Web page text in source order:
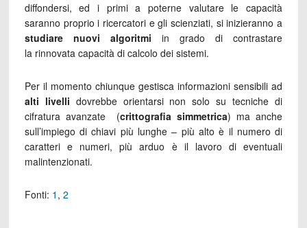
diffondersi, ed i primi a poterne valutare le capacità
saranno proprio i ricercatori e gli scienziati, si inizieranno a
studiare nuovi algoritmi in grado di contrastare
la rinnovata capacità di calcolo dei sistemi.
Per il momento chiunque gestisca informazioni sensibili ad
alti livelli dovrebbe orientarsi non solo su tecniche di
cifratura avanzate (crittografia simmetrica) ma anche
sull’impiego di chiavi più lunghe – più alto è il numero di
caratteri e numeri, più arduo è il lavoro di eventuali
malintenzionati.
Fonti: 1 , 2